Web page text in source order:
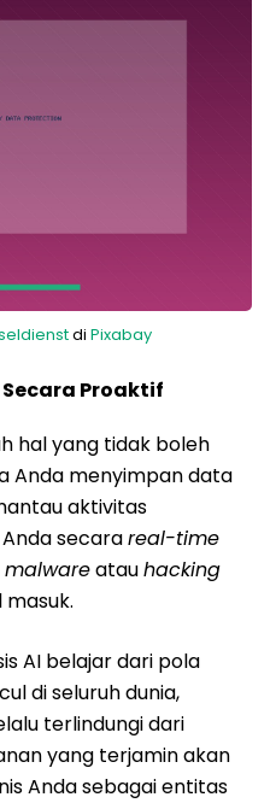
di Pixabay
Proaktif
hal yang tidak boleh
Anda menyimpan data
aktivitas
secarareal-time
malwareatauhacking
AI belajar dari pola
di seluruh dunia,
terlindungi dari
yang terjamin akan
Anda sebagai entitas